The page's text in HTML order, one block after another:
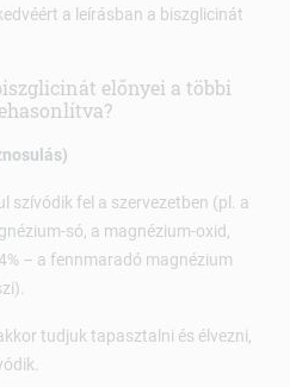
a leírásban a biszglicinát
előnyei a többi
szívódik fel a szervezetben (pl. a
só, a magnézium-oxid,
– a fennmaradó magnézium
tudjuk tapasztalni és élvezni,